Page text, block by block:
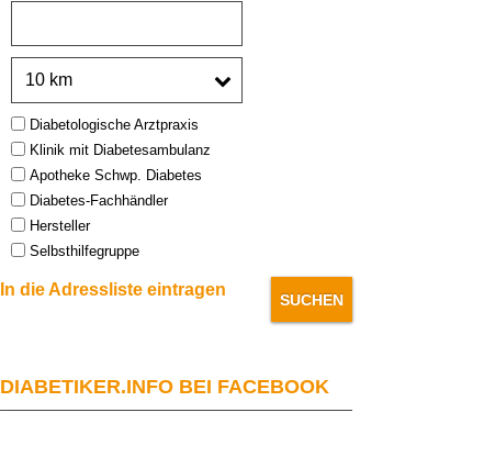
Type:Diabetologische Arztpraxis
Klinik mit Diabetesambulanz
Apotheke Schwp. Diabetes
Diabetes-Fachhändler
Hersteller
Selbsthilfegruppe
In die Adressliste eintragen
DIABETIKER.INFO BEI FACEBOOK